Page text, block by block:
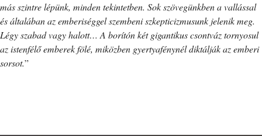
más szintre lépünk, minden tekintetben. Sok szövegünkben a vallással
és általában az emberiséggel szembeni szkepticizmusunk jelenik meg.
Légy szabad vagy halott… A borítón két gigantikus csontváz tornyosul
az istenfélő emberek fölé, miközben gyertyafénynél diktálják az emberi
sorsot.”